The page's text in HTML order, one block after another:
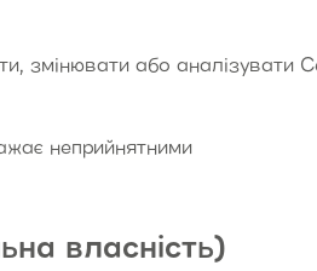
змінювати або аналізувати
неприйнятними
власність)